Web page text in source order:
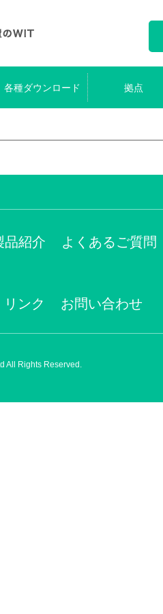
各種ダウンロード 拠点
紹介 よくあるご質問
リンク お問い合わせ
All Rights Reserved.